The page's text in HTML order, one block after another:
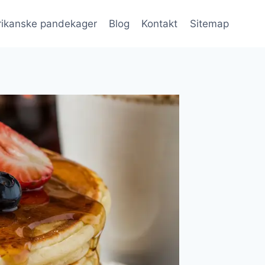
pandekager Blog Kontakt Sitemap